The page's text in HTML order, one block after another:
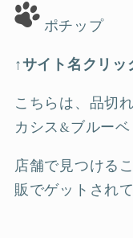
ポチップ
↑サイト名クリ
こちらは、品切
カシス&ブルーベ
店舗で見つける
販でゲットされ